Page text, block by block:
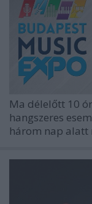
Ma délelőtt 10
hangszeres
három nap alatt